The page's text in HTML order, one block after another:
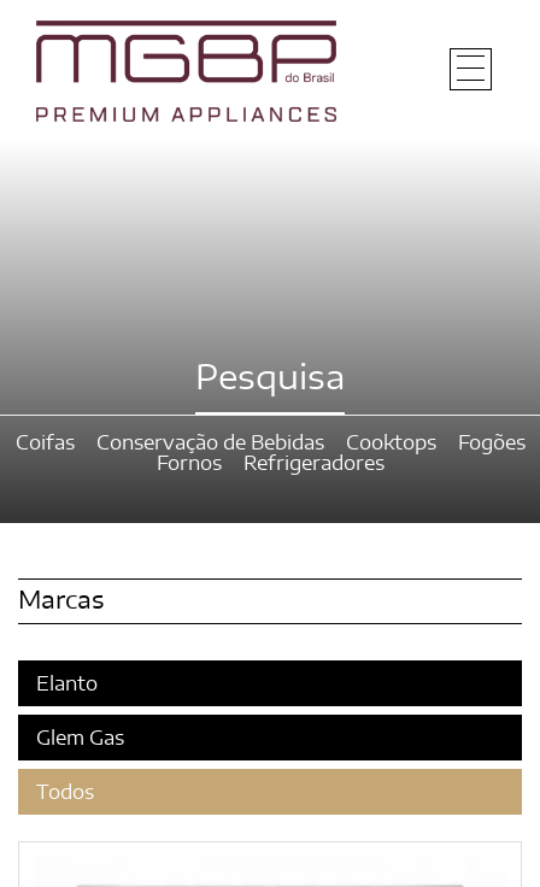
Pesquisa
Coifas Conservação de Bebidas Cooktops
Fogões
Fornos
Refrigeradores
Marcas
Elanto
Glem Gas
Todos